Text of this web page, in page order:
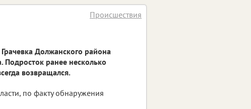
Происшествия
Должанского района
Подросток ранее несколько
возвращался.
по факту обнаружения